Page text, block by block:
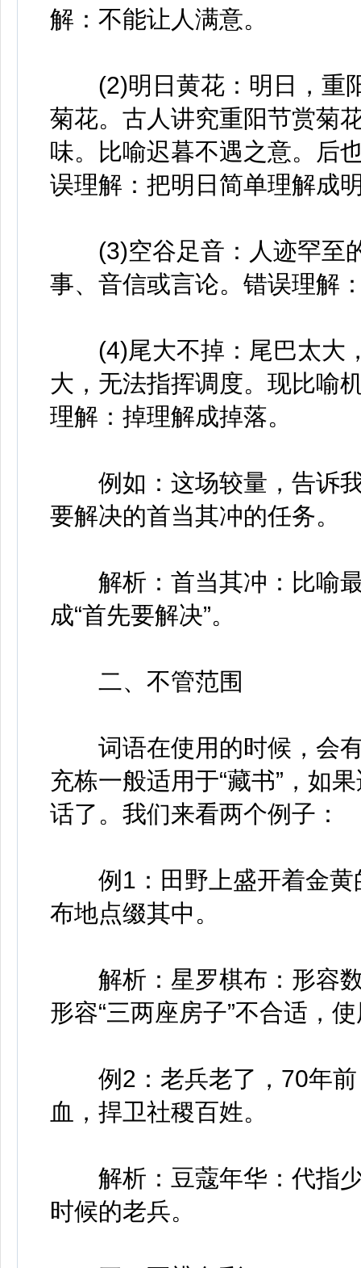
解：不能让人满意。
(2)明日黄花：明日，重
菊花。古人讲究重阳节赏菊
味。比喻迟暮不遇之意。后
误理解：把明日简单理解成
(3)空谷足音：人迹罕至
事、音信或言论。错误理解
(4)尾大不掉：尾巴太大
大，无法指挥调度。现比喻
理解：掉理解成掉落。
例如：这场较量，告诉我
要解决的首当其冲的任务。
解析：首当其冲：比喻最
成“首先要解决”。
二、不管范围
词语在使用的时候，会有
充栋一般适用于“藏书”，如
话了。我们来看两个例子：
例1：田野上盛开着金黄
布地点缀其中。
解析：星罗棋布：形容数
形容“三两座房子”不合适，
例2：老兵老了，70年前
血，捍卫社稷百姓。
解析：豆蔻年华：代指少
时候的老兵。